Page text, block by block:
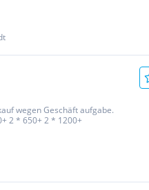
wegen Geschäft aufgabe.
2 * 650+ 2 * 1200+